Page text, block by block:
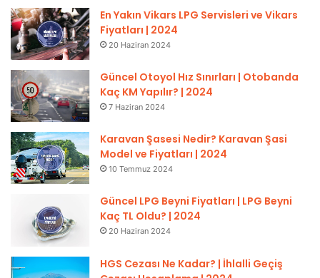
En Yakın Vikars LPG Servisleri ve Vikars
Fiyatları | 2024
20 Haziran 2024
Güncel Otoyol Hız Sınırları | Otobanda
Kaç KM Yapılır? | 2024
7 Haziran 2024
Karavan Şasesi Nedir? Karavan Şasi
Model ve Fiyatları | 2024
10 Temmuz 2024
Güncel LPG Beyni Fiyatları | LPG Beyni
Kaç TL Oldu? | 2024
20 Haziran 2024
HGS Cezası Ne Kadar? | İhlalli Geçiş